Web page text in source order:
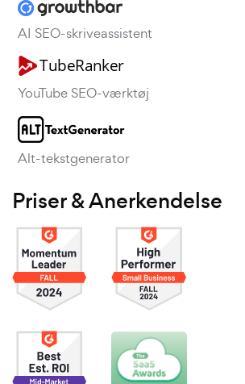
AI SEO-skriveassistent
YouTube SEO-værktøj
Alt-tekstgenerator
Priser & Anerkendelse